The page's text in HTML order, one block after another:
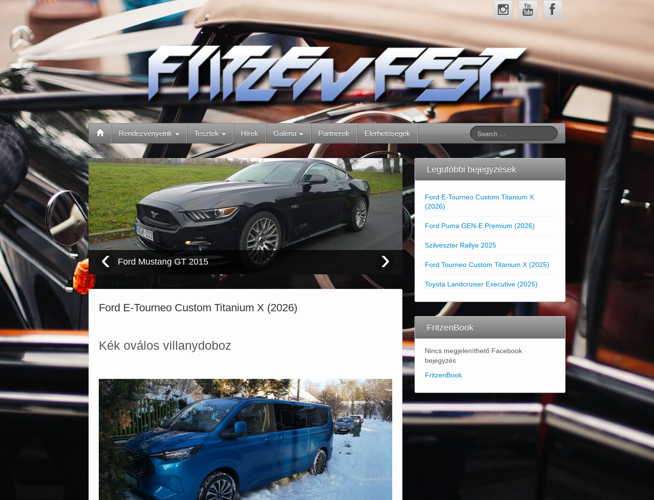
Rendezvényeink Tesztek Hírek Galéria Partnerek Elérhetőségek
Porsche 944 S2 Targa 1989
‹ ›
Ford E-Tourneo Custom Titanium X (2026)
Kék oválos villanydoboz
Legutóbbi bejegyzések
Ford E-Tourneo Custom Titanium X
(2026)
Ford Puma GEN-E Premium (2026)
Szilveszter Rallye 2025
Ford Tourneo Custom Titanium X (2025)
Toyota Landcruiser Executive (2025)
FritzenBook
Nincs megjeleníthető Facebook
bejegyzés
FritzenBook